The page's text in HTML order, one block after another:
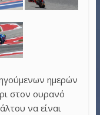
ημερών
στον ουρανό
να είναι